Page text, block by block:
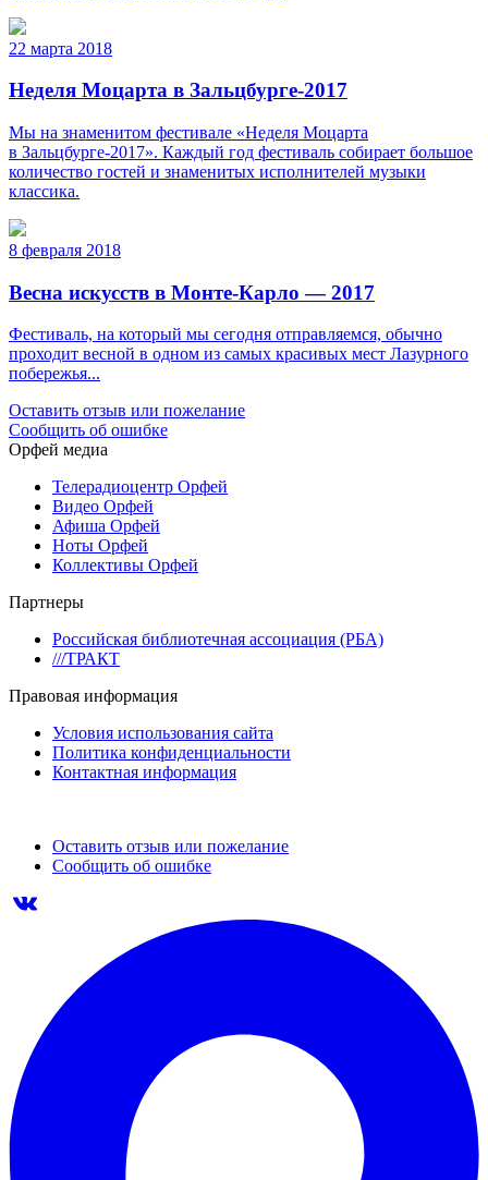
22 марта 2018
Неделя Моцарта в Зальцбурге-2017
Мы на знаменитом фестивале «Неделя Моцарта
в Зальцбурге-2017». Каждый год фестиваль собирает большое
количество гостей и знаменитых исполнителей музыки
классика.
8 февраля 2018
Весна искусств в Монте-Карло — 2017
Фестиваль, на который мы сегодня отправляемся, обычно
проходит весной в одном из самых красивых мест Лазурного
побережья...
Оставить отзыв или пожелание
Сообщить об ошибке
Орфей медиа
Телерадиоцентр Орфей
Видео Орфей
Афиша Орфей
Ноты Орфей
Коллективы Орфей
Партнеры
Российская библиотечная ассоциация (РБА)
///ТРАКТ
Правовая информация
Условия использования сайта
Политика конфиденциальности
Контактная информация
Оставить отзыв или пожелание
Сообщить об ошибке